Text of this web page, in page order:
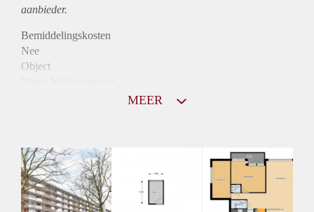
aanbieder.
Bemiddelingskosten
Nee
Object
Huurtoeslag
Niet mogelijk
Inkomen eis
3,1 X Maandhuur Bruto
MEER